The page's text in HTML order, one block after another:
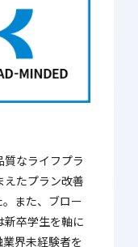
なライフプラ
えたプラン改善
また、ブロー
新卒学生を軸に
界未経験者を